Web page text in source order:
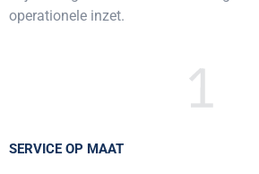
operationele inzet.
SERVICE OP MAAT